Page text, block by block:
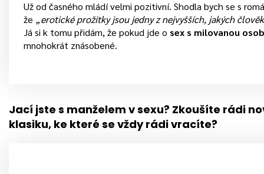
Už od časného mládí velmi pozitivní. Shodla bych se s
že „erotické prožitky jsou jedny z nejvyšších, jakých
Já si k tomu přidám, že pokud jde o sex s milovanou
mnohokrát znásobené.
Jací jste s manželem v sexu? Zkoušíte rádi
klasiku, ke které se vždy rádi vracíte?